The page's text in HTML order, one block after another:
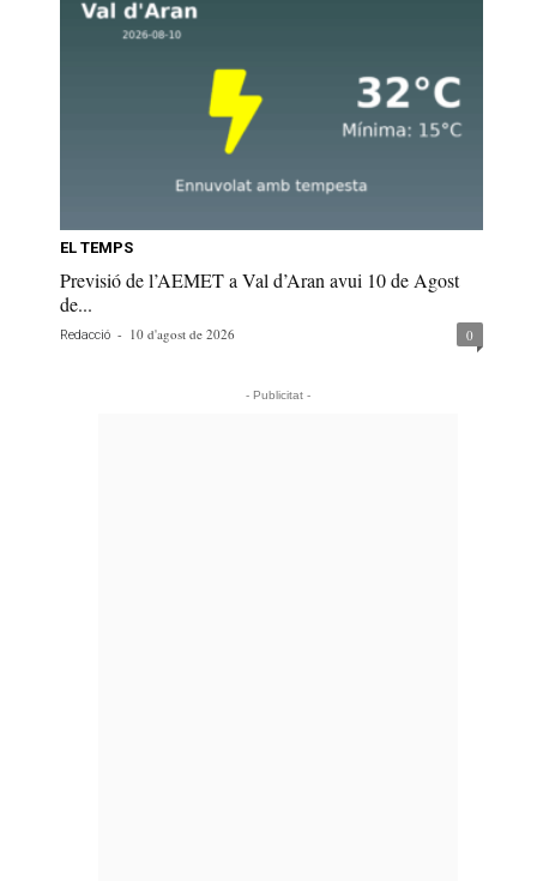
EL TEMPS
Previsió de l’AEMET a Val d’Aran avui 10 de Agost
de...
Redacció - 10 d'agost de 2026 0
- Publicitat -